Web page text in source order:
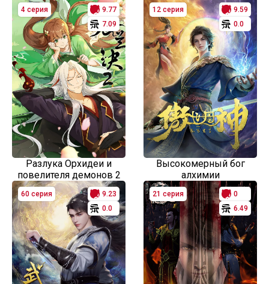
4 серия
9.77
7.09
Разлука Орхидеи и
повелителя демонов 2
12 серия
9.59
0.0
Высокомерный бог
алхимии
60 серия
9.23
0.0
21 серия
0
6.49